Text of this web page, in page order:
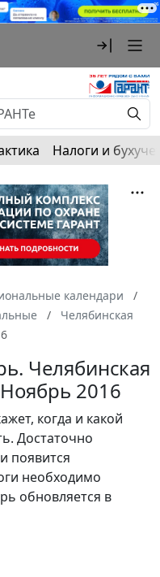
Налоги и
календари
Челябинская
Челябинская
2016
когда и какой
Достаточно
появится
необходимо
обновляется в